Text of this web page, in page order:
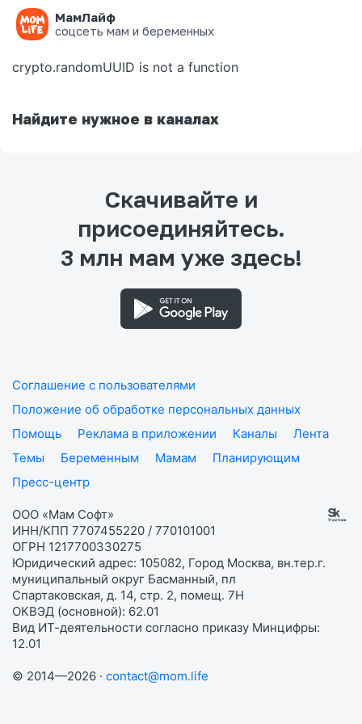
МамЛайф
соцсеть мам и беременных
Ошибка на странице
crypto.randomUUID is not a function
Найдите нужное в каналах
Скачивайте и
присоединяйтесь.
3 млн мам уже здесь!
Соглашение с пользователями
Положение об обработке персональных данных
Помощь
Реклама в приложении Каналы
Лента
Темы
Беременным Мамам
Планирующим
Пресс-центр
ООО «Мам Софт»
ИНН/КПП 7707455220 / 770101001
ОГРН 1217700330275
Юридический адрес: 105082, Город Москва, вн.тер.г.
муниципальный округ Басманный, пл
Спартаковская, д. 14, стр. 2, помещ. 7Н
ОКВЭД (основной): 62.01
Вид ИТ-деятельности согласно приказу Минцифры:
12.01
© 2014—2026 · contact@mom.life